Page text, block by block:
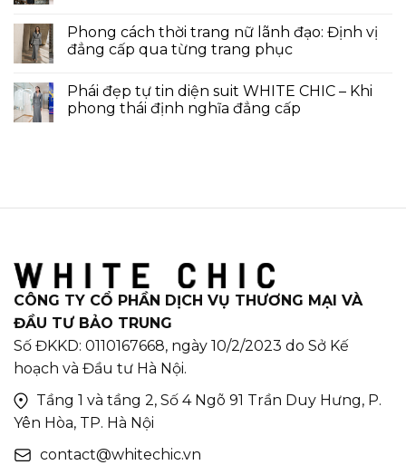
Phong cách thời trang nữ lãnh đạo: Định vị
đẳng cấp qua từng trang phục
Phái đẹp tự tin diện suit WHITE CHIC – Khi
phong thái định nghĩa đẳng cấp
CÔNG TY CỔ PHẦN DỊCH VỤ THƯƠNG MẠI VÀ
ĐẦU TƯ BẢO TRUNG
Số ĐKKD: 0110167668, ngày 10/2/2023 do Sở Kế
hoạch và Đầu tư Hà Nội.
Tầng 1 và tầng 2, Số 4 Ngõ 91 Trần Duy Hưng, P.
Yên Hòa, TP. Hà Nội
contact@whitechic.vn